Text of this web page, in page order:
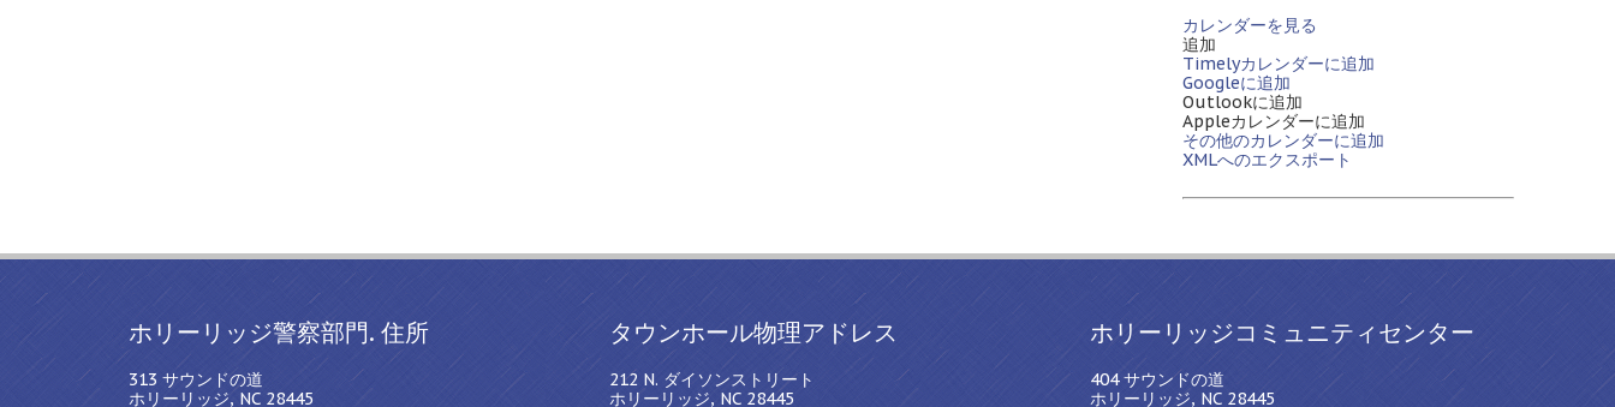
カレンダーを見る
追加
Timelyカレンダーに追加
Googleに追加
Outlookに追加
Appleカレンダーに追加
その他のカレンダーに追加
XMLへのエクスポート
ホリーリッジ警察部門. 住所
313 サウンドの道
ホリーリッジ, NC 28445
タウンホール物理アドレス
212 N. ダイソンストリート
ホリーリッジ, NC 28445
ホリーリッジコミュニティセンター
404 サウンドの道
ホリーリッジ, NC 28445